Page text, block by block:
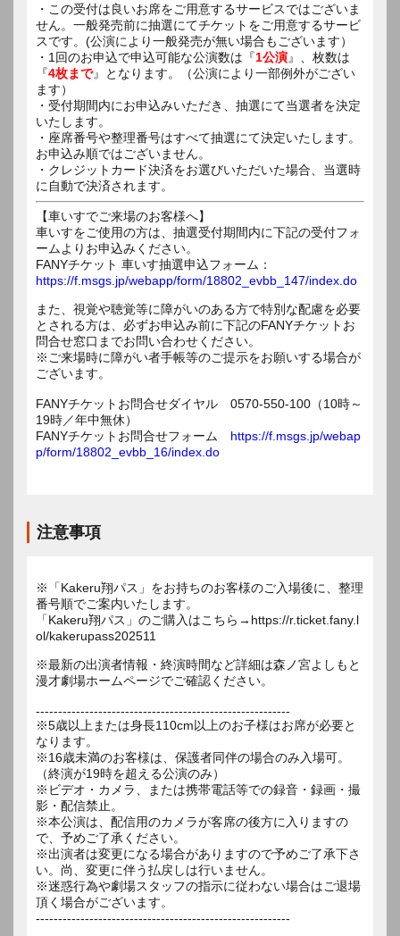
・この受付は良いお席をご用意するサービスではございま
せん。一般発売前に抽選にてチケットをご用意するサービ
スです。(公演により一般発売が無い場合もございます）
・1回のお申込で申込可能な公演数は『1公演』、枚数は
『4枚まで』となります。（公演により一部例外がござい
ます）
・受付期間内にお申込みいただき、抽選にて当選者を決定
いたします。
・座席番号や整理番号はすべて抽選にて決定いたします。
お申込み順ではございません。
・クレジットカード決済をお選びいただいた場合、当選時
に自動で決済されます。
【車いすでご来場のお客様へ】
車いすをご使用の方は、抽選受付期間内に下記の受付フォ
ームよりお申込みください。
FANYチケット 車いす抽選申込フォーム：
https://f.msgs.jp/webapp/form/18802_evbb_147/index.do
また、視覚や聴覚等に障がいのある方で特別な配慮を必要
とされる方は、必ずお申込み前に下記のFANYチケットお
問合せ窓口までお問い合わせください。
※ご来場時に障がい者手帳等のご提示をお願いする場合が
ございます。
FANYチケットお問合せダイヤル 0570-550-100（10時～
19時／年中無休）
FANYチケットお問合せフォーム https://f.msgs.jp/webap
p/form/18802_evbb_16/index.do
注意事項
※「Kakeru翔パス」をお持ちのお客様のご入場後に、整理
番号順でご案内いたします。
「Kakeru翔パス」のご購入はこちら→https://r.ticket.fany.l
ol/kakerupass202511
※最新の出演者情報・終演時間など詳細は森ノ宮よしもと
漫才劇場ホームページでご確認ください。
---------------------------------------------------------
※5歳以上または身長110cm以上のお子様はお席が必要と
なります。
※16歳未満のお客様は、保護者同伴の場合のみ入場可。
（終演が19時を超える公演のみ）
※ビデオ・カメラ、または携帯電話等での録音・録画・撮
影・配信禁止。
※本公演は、配信用のカメラが客席の後方に入りますの
で、予めご了承ください。
※出演者は変更になる場合がありますので予めご了承下さ
い。尚、変更に伴う払戻しは行いません。
※迷惑行為や劇場スタッフの指示に従わない場合はご退場
頂く場合がございます。
---------------------------------------------------------